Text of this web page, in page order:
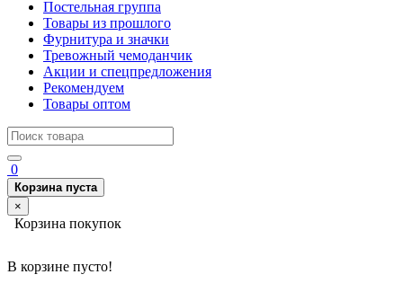
Постельная группа
Товары из прошлого
Фурнитура и значки
Тревожный чемоданчик
Акции и спецпредложения
Рекомендуем
Товары оптом
0
Корзина пуста
×
Корзина покупок
В корзине пусто!